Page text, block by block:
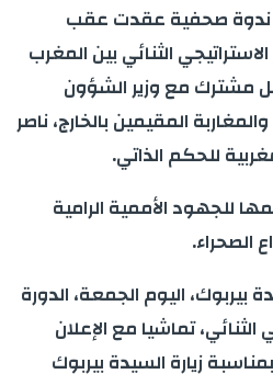
ندوة صحفية عقدت عقب
الثنائي بين المغرب
مشترك مع وزير الشؤون
المقيمين بالخارج، ناصر
للحكم الذاتي.
للجهود الأممية الرامية
الصحراء.
اليوم الجمعة، الدورة
الثنائي، تماشيا مع الإعلان
زيارة السيدة بيربوك